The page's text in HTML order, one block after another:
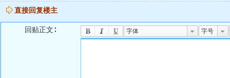
直接回复楼主
回贴正文∶ 字体 字号